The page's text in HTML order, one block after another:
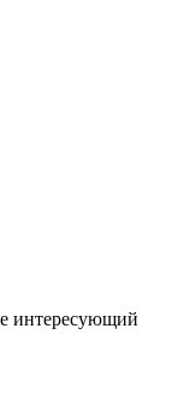
интересующий